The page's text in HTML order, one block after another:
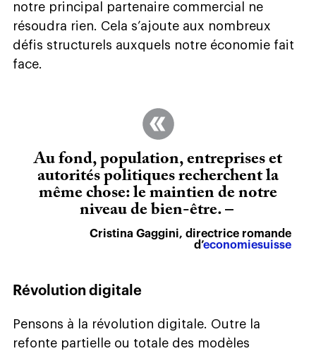
notre principal partenaire commercial ne
résoudra rien. Cela s’ajoute aux nombreux
défis structurels auxquels notre économie fait
face.
Au fond, population, entreprises et
autorités politiques recherchent la
même chose: le maintien de notre
niveau de bien-être. –
Cristina Gaggini, directrice romande
d’economiesuisse
Révolution digitale
Pensons à la révolution digitale. Outre la
refonte partielle ou totale des modèles